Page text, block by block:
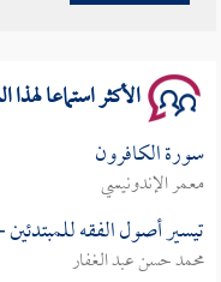
الأكثر استماعا لهذا
سورة الكافرون
معمر الإندونيسي
تيسير أصول الفقه
محمد حسن عبد الغفار